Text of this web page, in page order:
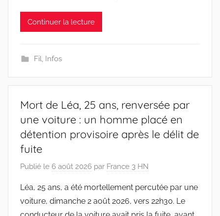
Continuer la lecture
Fil, Infos
Mort de Léa, 25 ans, renversée par
une voiture : un homme placé en
détention provisoire après le délit de
fuite
Publié le 6 août 2026 par France 3 HN
Léa, 25 ans, a été mortellement percutée par une
voiture, dimanche 2 août 2026, vers 22h30. Le